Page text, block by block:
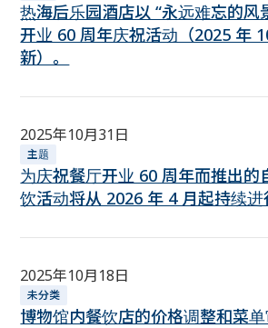
热海后乐园酒店以 “永远难忘的风
开业 60 周年庆祝活动（2025 年
新）。
2025年10月31日
主题
为庆祝餐厅开业 60 周年而推出的
饮活动将从 2026 年 4 月起持续进
2025年10月18日
未分类
博物馆内餐饮店的价格调整和菜